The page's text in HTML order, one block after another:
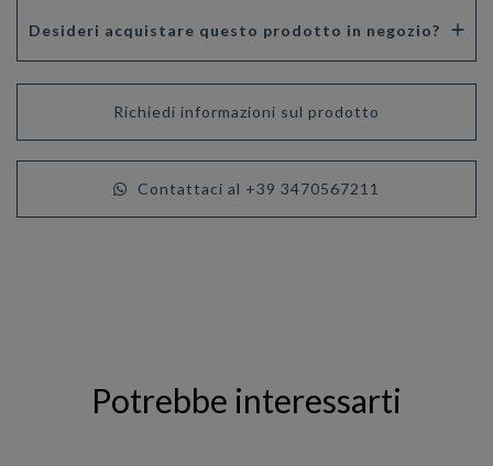
Desideri acquistare questo prodotto in negozio?
Richiedi informazioni sul prodotto
Contattaci al +39 3470567211
Potrebbe interessarti